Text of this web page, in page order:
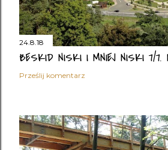
24.8.18
BESKID NISKI I MNIEJ NISKI 7/7.
Prześlij komentarz